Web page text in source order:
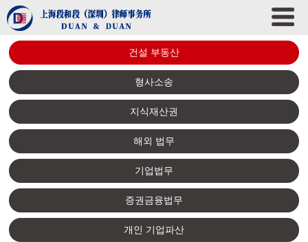
건설 부동산
형사소송
지식재산권
해외 법무
기업법무
증권금융법무
개인 기업파산